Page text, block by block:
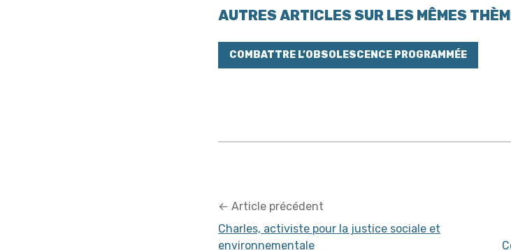
AUTRES ARTICLES SUR LES MÊMES
COMBATTRE L’OBSOLESCENCE PROGRAMMÉE
← Article précédent
Charles, activiste pour la justice sociale et
environnementale